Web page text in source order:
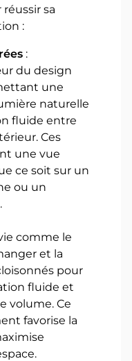
sa
:
:
du design
une
naturelle
fluide entre
Ces
une vue
ce soit sur un
ou un
comme le
et la
pour
fluide et
volume. Ce
favorise la